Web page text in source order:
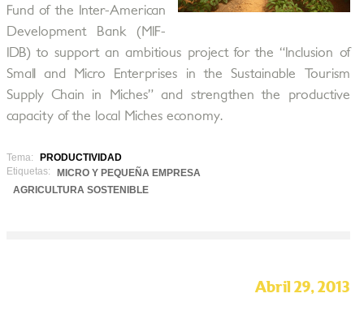
Fund of the Inter-American
Development Bank (MIF-
IDB) to support an ambitious project for the “Inclusion of
Small and Micro Enterprises in the Sustainable Tourism
Supply Chain in Miches” and strengthen the productive
capacity of the local Miches economy.
Tema:
PRODUCTIVIDAD
Etiquetas:
MICRO Y PEQUEÑA EMPRESA
AGRICULTURA SOSTENIBLE
Abril 29, 2013